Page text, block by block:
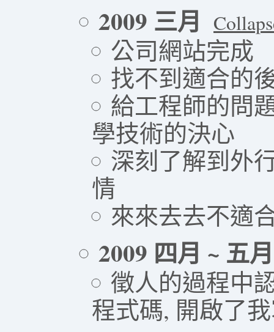
2009 三月
公司網站完成
找不到適合的
給工程師的問
學技術的決心
深刻了解到外
情
來來去去不適
2009 四月 ~ 五月
徵人的過程中
程式碼, 開啟了